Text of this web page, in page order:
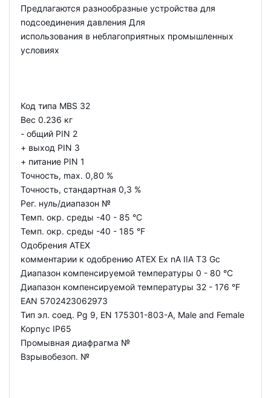
Предлагаются разнообразные устройства для
подсоединения давления Для
использования в неблагоприятных промышленных
условиях
Код типа MBS 32
Вес 0.236 кг
- общий PIN 2
+ выход PIN 3
+ питание PIN 1
Точность, max. 0,80 %
Точность, стандартная 0,3 %
Рег. нуль/диапазон №
Темп. окр. среды -40 - 85 °C
Темп. окр. среды -40 - 185 °F
Одобрения ATEX
комментарии к одобрению ATEX Ex nA IIA T3 Gc
Диапазон компенсируемой температуры 0 - 80 °C
Диапазон компенсируемой температуры 32 - 176 °F
EAN 5702423062973
Тип эл. соед. Pg 9, EN 175301-803-A, Male and Female
Корпус IP65
Промывная диафрагма №
Взрывобезоп. №